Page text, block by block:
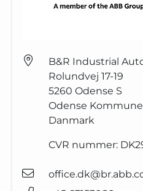
B&R Industrial
Rolundvej 17-19
5260 Odense S
Odense Kommune
Danmark
CVR nummer: